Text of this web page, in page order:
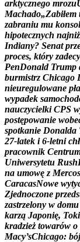
arktycznego mrozu
Machado„Zabiłem
zabraniu mu konsol
hipotecznych najniż
Indiany? Senat prz
proces, który zadecy
PenDonald Trump
burmistrz Chicago
nieuregulowane pła
wypadek samochod
nauczycielki CPS w
postępowanie wobe
spotkanie Donalda
27-latek i 6-letni chł
pracownik Centru
Uniwersytetu Rush
na umowę z Mercos
CaracasNowe wyty
Zjednoczone przeds
zastrzelony w domu
karzą Japonię, Toki
kradzież towarów o
Macy’sChicago: bój